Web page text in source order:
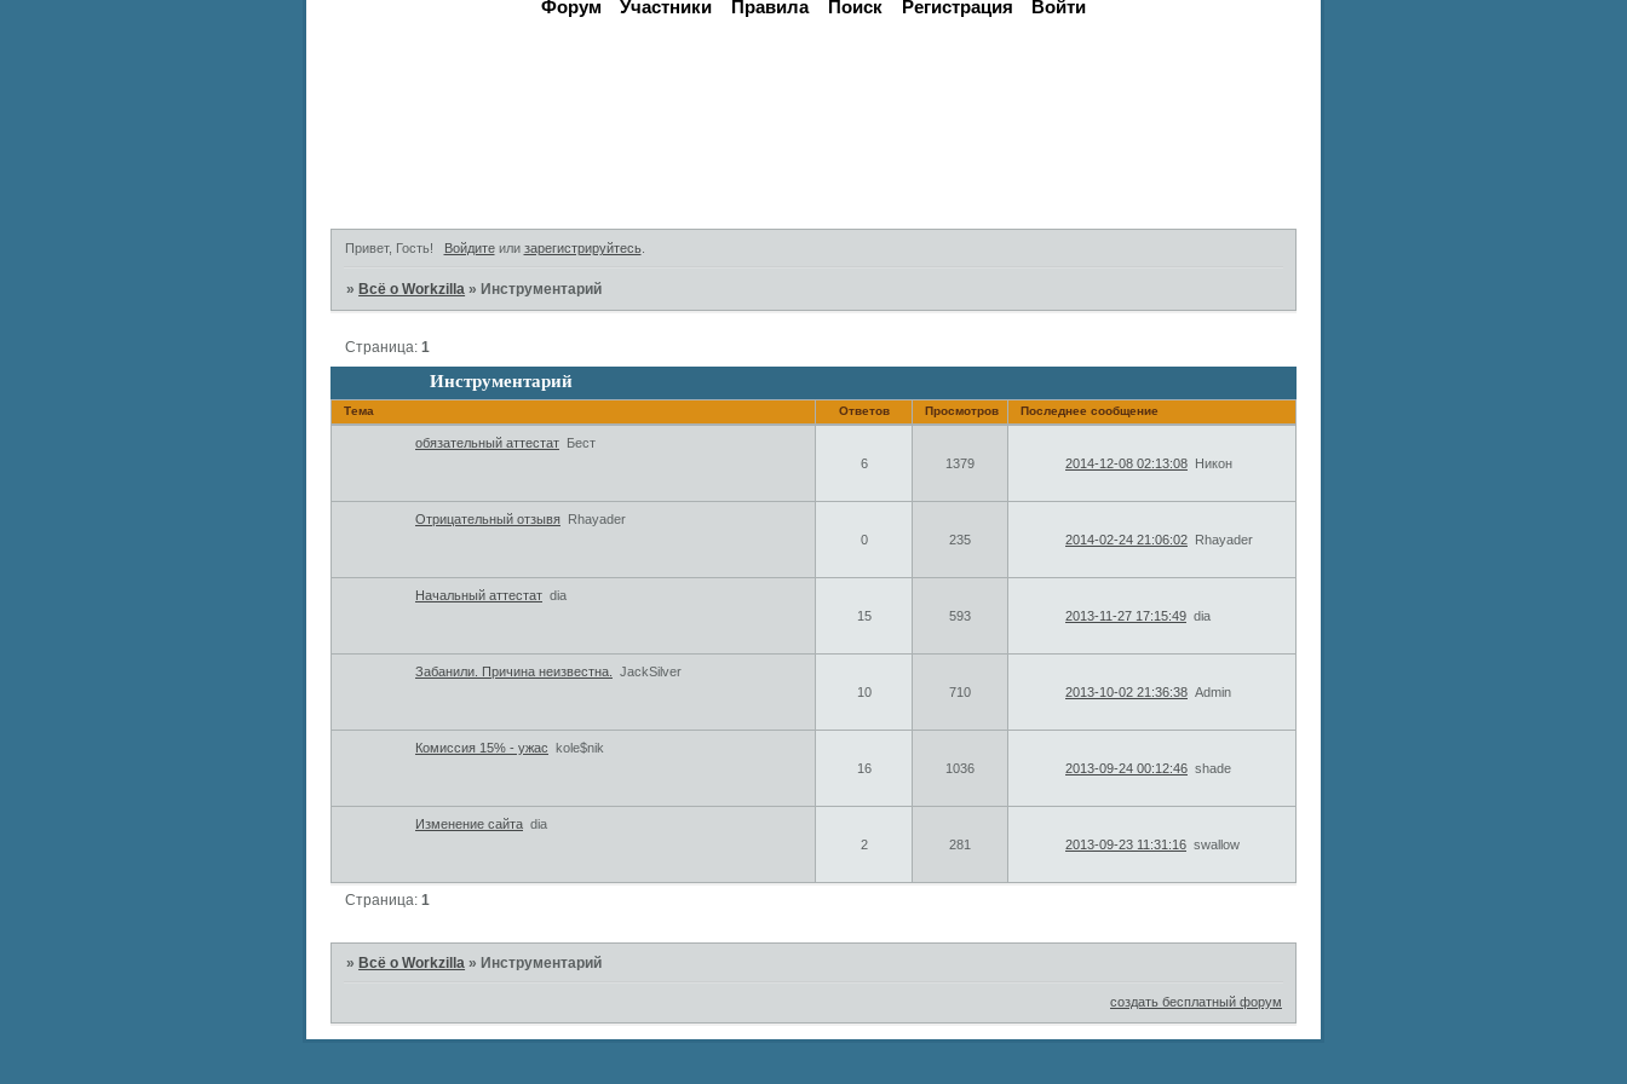
Форум Участники Правила Поиск Регистрация Войти
Привет, Гость! Войдитеили зарегистрируйтесь.
» Всё о Workzilla » Инструментарий
Инструментарий
Страница:1
Тема Ответов Просмотров Последнее сообщение
обязательный аттестат Бест
6
1379 2014-12-08 02:13:08 Никон
Отрицательный отзывя Rhayader
0
235 2014-02-24 21:06:02 Rhayader
Начальный аттестат dia
15
593 2013-11-27 17:15:49 dia
Забанили. Причина неизвестна.
JackSilver
10
710 2013-10-02 21:36:38 Admin
Комиссия 15% - ужас kole$nik
16
1036 2013-09-24 00:12:46 shade
Изменение сайта dia
2
281 2013-09-23 11:31:16 swallow
Страница:1
» Всё о Workzilla » Инструментарий
создать бесплатный форум